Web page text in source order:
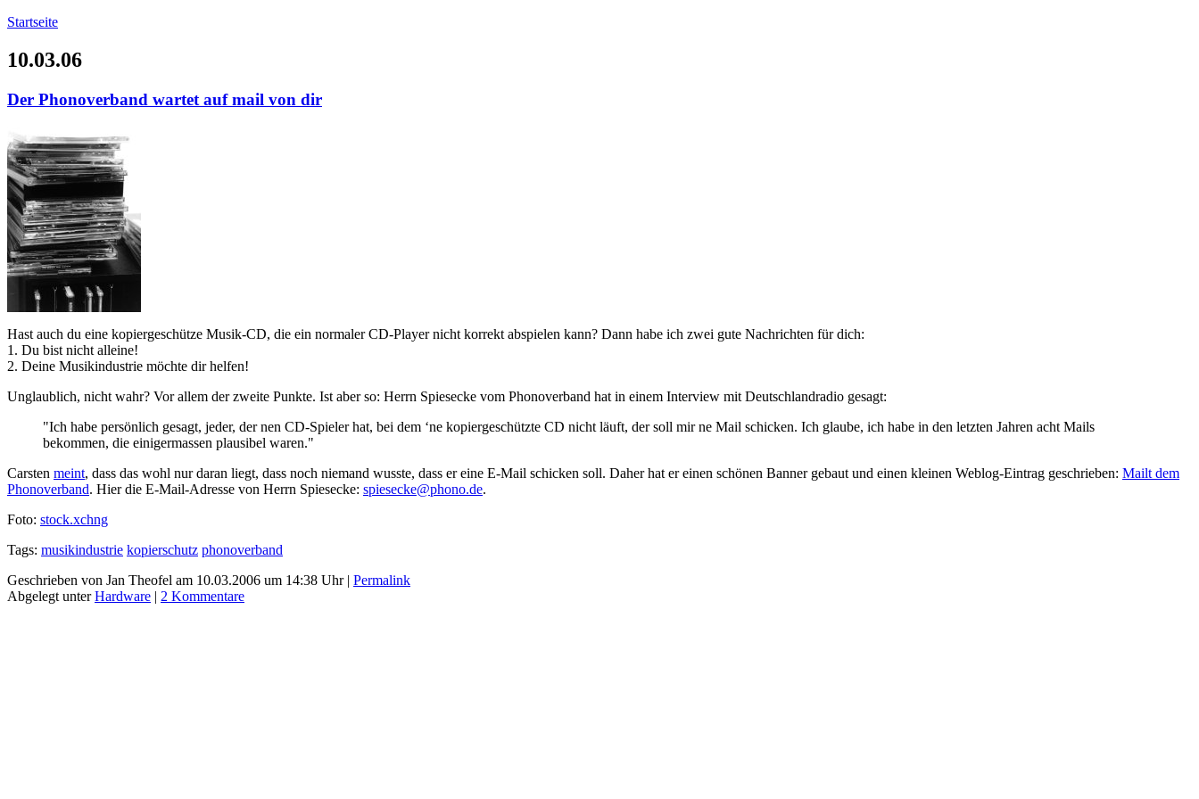
Startseite
10.03.06
Der Phonoverband wartet auf mail von dir
Hast auch du eine kopiergeschütze Musik-CD, die ein normaler CD-Player nicht korrekt abspielen kann? Dann habe ich zwei gute Nachrichten für dich:
1. Du bist nicht alleine!
2. Deine Musikindustrie möchte dir helfen!
Unglaublich, nicht wahr? Vor allem der zweite Punkte. Ist aber so: Herrn Spiesecke vom Phonoverband hat in einem Interview mit Deutschlandradio gesagt:
"Ich habe persönlich gesagt, jeder, der nen CD-Spieler hat, bei dem ‘ne kopiergeschützte CD nicht läuft, der soll mir ne Mail schicken. Ich glaube, ich habe in den letzten Jahren acht Mails
bekommen, die einigermassen plausibel waren."
Carsten meint, dass das wohl nur daran liegt, dass noch niemand wusste, dass er eine E-Mail schicken soll. Daher hat er einen schönen Banner gebaut und einen kleinen Weblog-Eintrag geschrieben: Mailt dem
Phonoverband. Hier die E-Mail-Adresse von Herrn Spiesecke: spiesecke@phono.de.
Foto: stock.xchng
Tags: musikindustrie kopierschutz phonoverband
Geschrieben von Jan Theofel am 10.03.2006 um 14:38 Uhr | Permalink
Abgelegt unterHardware | 2 Kommentare